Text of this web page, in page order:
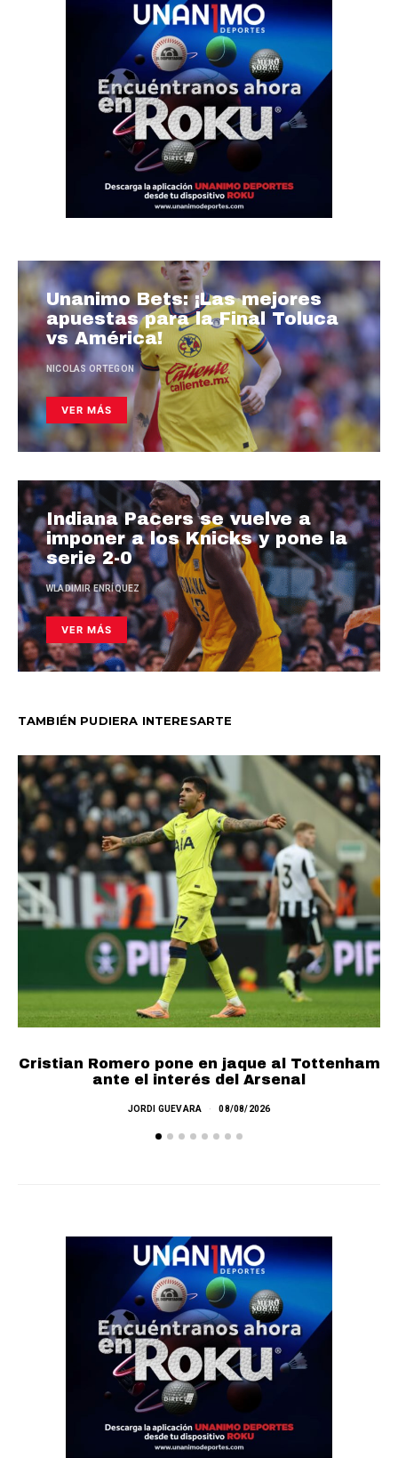
Unanimo Bets: ¡Las mejores
apuestas para la Final Toluca
vs América!
NICOLAS ORTEGON
VER MÁS
Indiana Pacers se vuelve a
imponer a los Knicks y pone la
serie 2-0
WLADIMIR ENRÍQUEZ
VER MÁS
TAMBIÉN PUDIERA INTERESARTE
Cristian Romero pone en jaque al Tottenham
ante el interés del Arsenal
JORDI GUEVARA 08/08/2026